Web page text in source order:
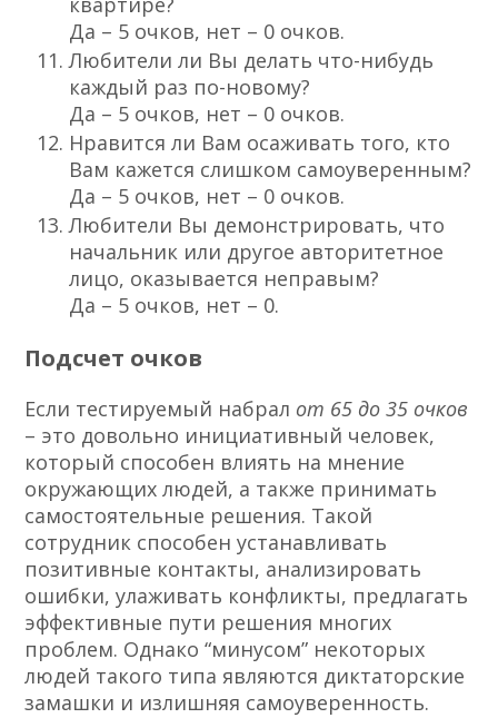
Да – 5 очков, нет – 0 очков.
Любители ли Вы делать что-нибудь
каждый раз по-новому?
Да – 5 очков, нет – 0 очков.
Нравится ли Вам осаживать того, кто
Вам кажется слишком самоуверенным?
Да – 5 очков, нет – 0 очков.
Любители Вы демонстрировать, что
начальник или другое авторитетное
лицо, оказывается неправым?
Да – 5 очков, нет – 0.
Подсчет очков
Если тестируемый набрал от 65 до 35 очков
– это довольно инициативный человек,
который способен влиять на мнение
окружающих людей, а также принимать
самостоятельные решения. Такой
сотрудник способен устанавливать
позитивные контакты, анализировать
ошибки, улаживать конфликты, предлагать
эффективные пути решения многих
проблем. Однако “минусом” некоторых
людей такого типа являются диктаторские
замашки и излишняя самоуверенность.